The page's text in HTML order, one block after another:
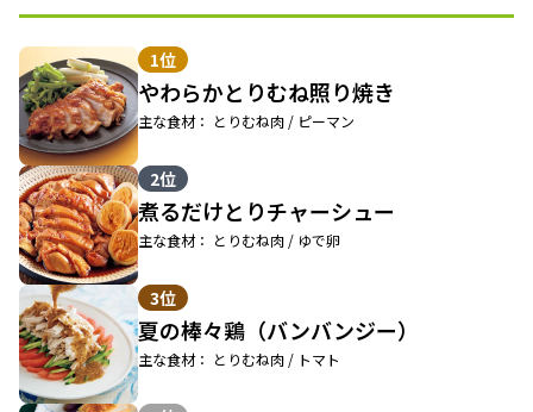
1位
やわらかとりむね照り焼き
主な食材： とりむね肉 / ピーマン
2位
煮るだけとりチャーシュー
主な食材： とりむね肉 / ゆで卵
3位
夏の棒々鶏（バンバンジー）
主な食材： とりむね肉 / トマト